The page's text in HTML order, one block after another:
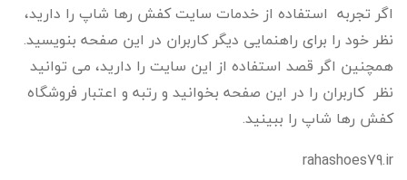
اگر تجربه استفاده از خدمات سایت کفش رها شاپ را دارید،
نظر خود را برای راهنمایی دیگر کاربران در این صفحه بنویسید.
همچنین اگر قصد استفاده از این سایت را دارید، می توانید
نظر کاربران را در این صفحه بخوانید و رتبه و اعتبار فروشگاه
کفش رها شاپ را ببینید.
rahashoes79.ir